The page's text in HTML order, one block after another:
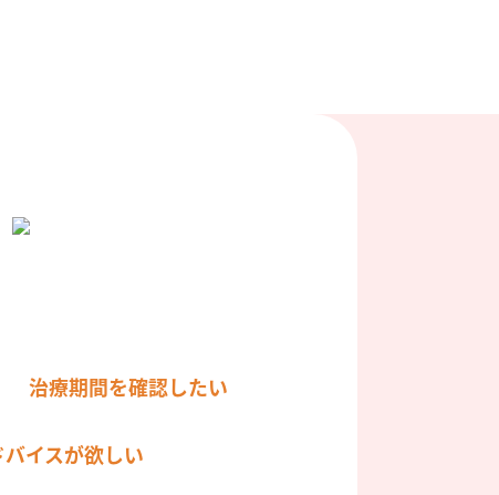
治療期間を確認したい
イスが欲しい